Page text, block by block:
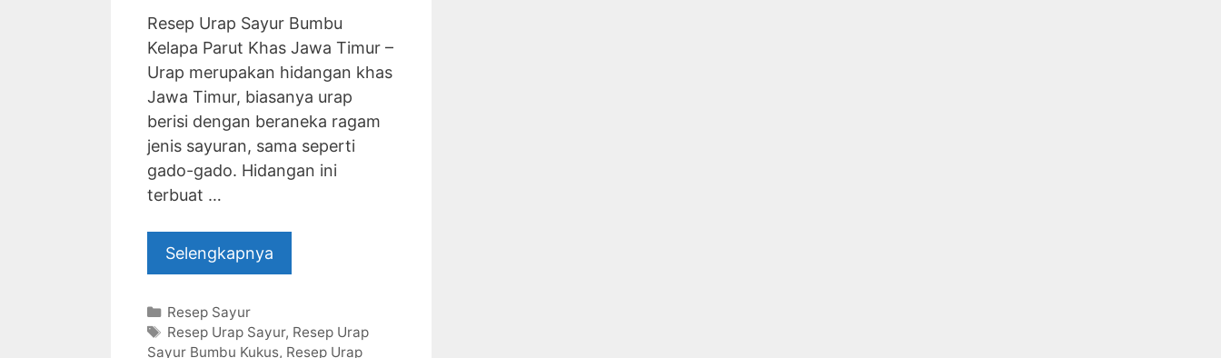
Resep Urap Sayur Bumbu
Kelapa Parut Khas Jawa Timur –
Urap merupakan hidangan khas
Jawa Timur, biasanya urap
berisi dengan beraneka ragam
jenis sayuran, sama seperti
gado-gado. Hidangan ini
terbuat …
Selengkapnya
Categories
Resep Sayur
Tags
Resep Urap Sayur, Resep Urap
Sayur Bumbu Kukus, Resep Urap